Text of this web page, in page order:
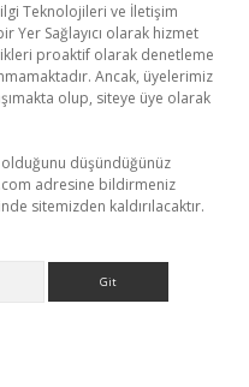
Teknolojileri ve İletişim
Yer Sağlayıcı olarak hizmet
proaktif olarak denetleme
Ancak, üyelerimiz
olup, siteye üye olarak
olduğunu düşündüğünüz
adresine bildirmeniz
sitemizden kaldırılacaktır.